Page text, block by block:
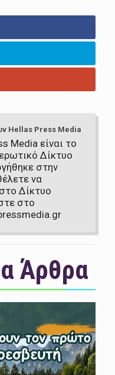
Hellas Press Media
Media είναι το
Δίκτυο
στην
να
Δίκτυο
στο
Άρθρα